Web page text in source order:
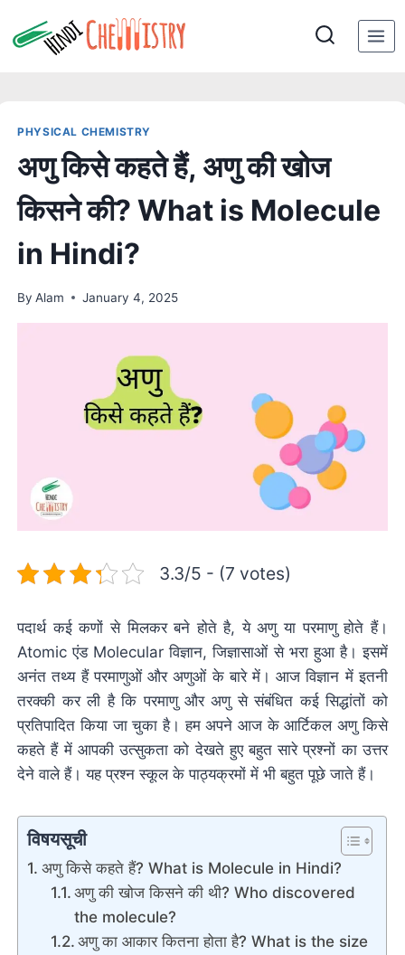
to
PHYSICAL CHEMISTRY
अणु किसे कहते हैं, अणु की खोज
किसने की? What is Molecule
in Hindi?
By Alam January 4, 2025
3.3/5 - (7 votes)
पदार्थ कई कणों से मिलकर बने होते है, ये अणु या परमाणु होते हैं।
Atomic एंड Molecular विज्ञान, जिज्ञासाओं से भरा हुआ है। इसमें
अनंत तथ्य हैं परमाणुओं और अणुओं के बारे में। आज विज्ञान में इतनी
तरक्की कर ली है कि परमाणु और अणु से संबंधित कई सिद्धांतों को
प्रतिपादित किया जा चुका है। हम अपने आज के आर्टिकल अणु किसे
कहते हैं में आपकी उत्सुकता को देखते हुए बहुत सारे प्रश्नों का उत्तर
देने वाले हैं। यह प्रश्न स्कूल के पाठ्यक्रमों में भी बहुत पूछे जाते हैं।
विषयसूची
अणु किसे कहते हैं? What is Molecule in Hindi?
अणु की खोज किसने की थी? Who discovered
the molecule?
अणु का आकार कितना होता है? What is the size